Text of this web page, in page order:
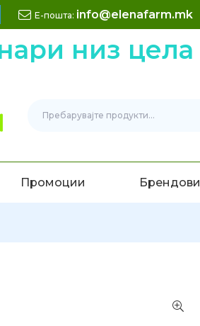
Е-пошта: info@elenafarm.mk
низ цела
Промоции Брендови